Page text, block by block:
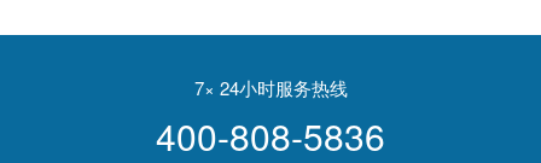
的实力？
点?优劣对比分析
7× 24小时服务热线
400-808-5836